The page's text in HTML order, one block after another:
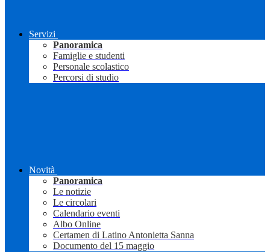
Servizi
Panoramica
Famiglie e studenti
Personale scolastico
Percorsi di studio
Novità
Panoramica
Le notizie
Le circolari
Calendario eventi
Albo Online
Certamen di Latino Antonietta Sanna
Documento del 15 maggio